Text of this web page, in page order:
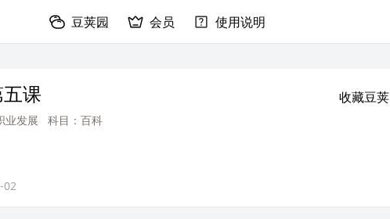
豆荚园 会员 使用说明
课 收藏豆荚
业发展 科目：百科
02